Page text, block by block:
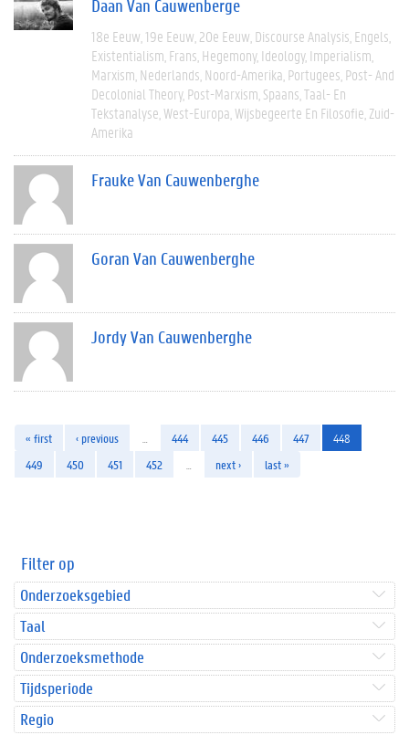
Daan Van Cauwenberge
18e Eeuw 19e Eeuw 20e Eeuw Discourse Analysis Engels
Existentialism Frans Hegemony Ideology Imperialism
Marxism Nederlands Noord-Amerika Portugees Post- And
Decolonial Theory Post-Marxism Spaans Taal- En
Tekstanalyse West-Europa Wijsbegeerte En Filosofie Zuid-
Amerika
Frauke Van Cauwenberghe
Goran Van Cauwenberghe
Jordy Van Cauwenberghe
« first ‹ previous 444 445 446 447
448
449
450 451 452 next › last »
Filter op
Onderzoeksgebied
Taal
Onderzoeksmethode
Tijdsperiode
Regio